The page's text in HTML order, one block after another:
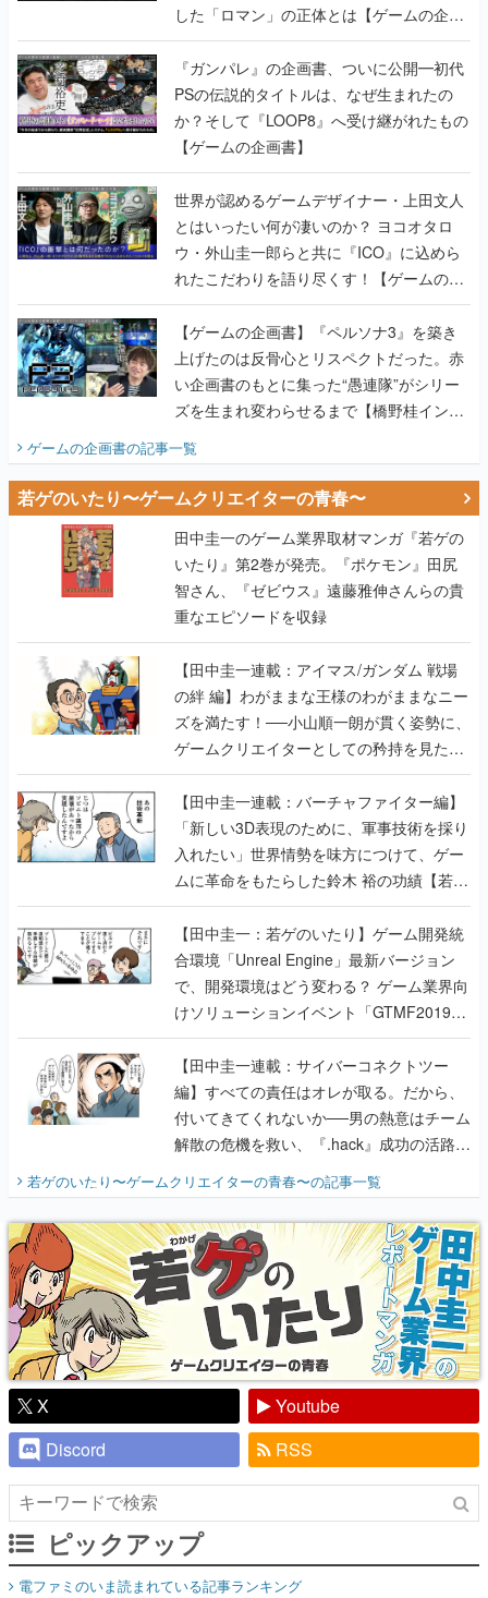
した「ロマン」の正体とは【ゲームの企画
書】
『ガンパレ』の企画書、ついに公開━初代
PSの伝説的タイトルは、なぜ生まれたの
か？そして『LOOP8』へ受け継がれたもの
【ゲームの企画書】
世界が認めるゲームデザイナー・上田文人
とはいったい何が凄いのか？ ヨコオタロ
ウ・外山圭一郎らと共に『ICO』に込めら
れたこだわりを語り尽くす！【ゲームの企
画書】
【ゲームの企画書】『ペルソナ3』を築き
上げたのは反骨心とリスペクトだった。赤
い企画書のもとに集った“愚連隊”がシリー
ズを生まれ変わらせるまで【橋野桂インタ
ビュー】
ゲームの企画書の記事一覧
若ゲのいたり〜ゲームクリエイターの青春〜
田中圭一のゲーム業界取材マンガ『若ゲの
いたり』第2巻が発売。『ポケモン』田尻
智さん、『ゼビウス』遠藤雅伸さんらの貴
重なエピソードを収録
【田中圭一連載：アイマス/ガンダム 戦場
の絆 編】わがままな王様のわがままなニー
ズを満たす！──小山順一朗が貫く姿勢に、
ゲームクリエイターとしての矜持を見た
【若ゲのいたり最終回】
【田中圭一連載：バーチャファイター編】
「新しい3D表現のために、軍事技術を採り
入れたい」世界情勢を味方につけて、ゲー
ムに革命をもたらした鈴木 裕の功績【若ゲ
のいたり】
【田中圭一：若ゲのいたり】ゲーム開発統
合環境「Unreal Engine」最新バージョン
で、開発環境はどう変わる？ ゲーム業界向
けソリューションイベント「GTMF2019」
に行って、より理解を深めよう【PR】
【田中圭一連載：サイバーコネクトツー
編】すべての責任はオレが取る。だから、
付いてきてくれないか──男の熱意はチーム
解散の危機を救い、『.hack』成功の活路を
開く。業界の快男児・松山 洋に流れる血は
『少年ジャンプ』色だった【若ゲのいた
り】
若ゲのいたり〜ゲームクリエイターの青春〜の記事一覧
X
Youtube
Discord
RSS
ピックアップ
電ファミのいま読まれている記事ランキング